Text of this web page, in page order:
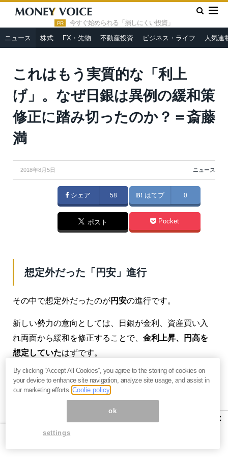
PR 今すぐ始められる「損しにくい投資」
ニュース 株式 FX・先物 不動産投資 ビジネス・ライフ 人気連
HOME » ニュース »
これはもう実質的な「利上げ」。なぜ日銀
は異例の緩和策修正に踏み切ったのか？＝斎藤満
これはもう実質的な「利上
げ」。なぜ日銀は異例の緩和策
修正に踏み切ったのか？＝斎藤
満
2018年8月5日 ニュース
シェア 58 はてブ 0
ポスト Pocket
想定外だった「円安」進行
その中で想定外だったのが円安の進行です。
新しい勢力の意向としては、日銀が金利、資産買い入
れ両面から緩和を修正することで、 金利上昇、円高を
想定していたはずです。
ところが、日銀はリフレ派を説得するためか、金融緩
和を当面続ける、という「フォアード・ガイダンス」
め、金利低下、円安となりました。
×
By clicking “Accept All Cookies”, you agree to the storing of cookies on
your device to enhance site navigation, analyze site usage, and assist in
our marketing efforts.Coolie policy
ok
settings